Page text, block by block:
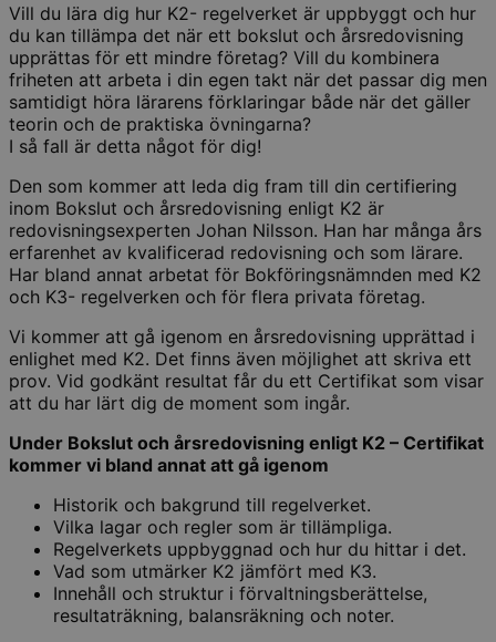
Vill du lära dig hur K2- regelverket är uppbyggt och hur
du kan tillämpa det när ett bokslut och årsredovisning
upprättas för ett mindre företag? Vill du kombinera
friheten att arbeta i din egen takt när det passar dig men
samtidigt höra lärarens förklaringar både när det gäller
teorin och de praktiska övningarna?
I så fall är detta något för dig!
Den som kommer att leda dig fram till din certifiering
inom Bokslut och årsredovisning enligt K2 är
redovisningsexperten Johan Nilsson. Han har många års
erfarenhet av kvalificerad redovisning och som lärare.
Har bland annat arbetat för Bokföringsnämnden med K2
och K3- regelverken och för flera privata företag.
Vi kommer att gå igenom en årsredovisning upprättad i
enlighet med K2. Det finns även möjlighet att skriva ett
prov. Vid godkänt resultat får du ett Certifikat som visar
att du har lärt dig de moment som ingår.
Under Bokslut och årsredovisning enligt K2 – Certifikat
kommer vi bland annat att gå igenom
Historik och bakgrund till regelverket.
Vilka lagar och regler som är tillämpliga.
Regelverkets uppbyggnad och hur du hittar i det.
Vad som utmärker K2 jämfört med K3.
Innehåll och struktur i förvaltningsberättelse,
resultaträkning, balansräkning och noter.